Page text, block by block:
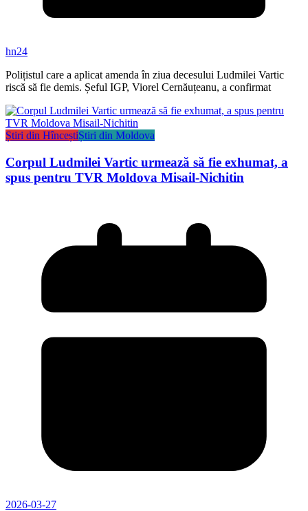
hn24
Polițistul care a aplicat amenda în ziua decesului Ludmilei Vartic
riscă să fie demis. Șeful IGP, Viorel Cernăuțeanu, a confirmat
Știri din HînceștiȘtiri din Moldova
Corpul Ludmilei Vartic urmează să fie exhumat, a
spus pentru TVR Moldova Misail-Nichitin
2026-03-27